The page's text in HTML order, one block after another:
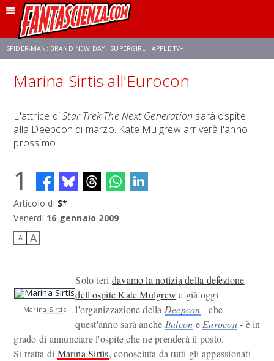
SPIDER-MAN: BRAND NEW DAY SUPERGIRL APPLE TV+
FRANCO RICCIARDIELLO ZENDAYA STAR TREK AVENGERS: DOOMSDAY
NETFLIX SADIE SINK CELIA ROSE GOODING
Marina Sirtis all'Eurocon
L'attrice diStar Trek The Next Generation sarà ospite
alla Deepcon di marzo. Kate Mulgrew arriverà l'anno
prossimo.
1
Articolo di S*
Venerdì 16 gennaio 2009
A A
Marina Sirtis
Solo ieri davamo la notizia della defezione
dell'ospite Kate Mulgrew e già oggi
l'organizzazione della Deepcon - che
quest'anno sarà anche Italcon e Eurocon- è in
grado di annunciare l'ospite che ne prenderà il posto.
Si tratta di Marina Sirtis, conosciuta da tutti gli appassionati